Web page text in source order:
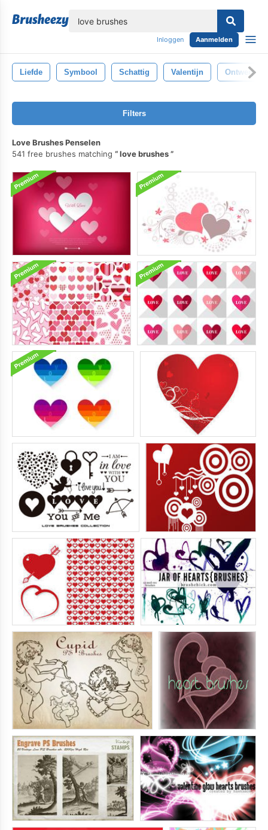
Inloggen Aanmelden
Liefde Symbool Schattig Valentijn Ontwerp
Filters
Love Brushes Penselen
541 free brushes matching
love brushes